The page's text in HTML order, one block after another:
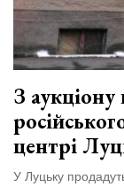
З
центрі
У Луцьку